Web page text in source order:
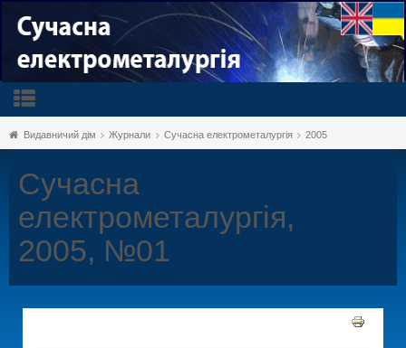
Видавничий дім Журнали Сучасна електрометалургія 2005
Сучасна
електрометалургія,
2005, №01